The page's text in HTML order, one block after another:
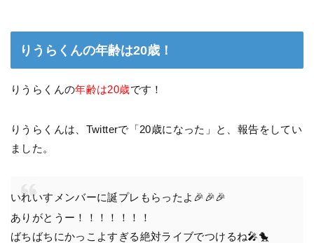
りうらくんの年齢は20歳！
りうらくんの年齢は20歳です！
りうらくんは、Twitterで「20歳になった」と、報告をしてい
ました。
いれいすメンバーに誕プレもらったよ🎉🎉🎉
ありがとうー！！！！！！！
ばちばちにかっこよすぎる絶対ライブでつけるね🎤🐤